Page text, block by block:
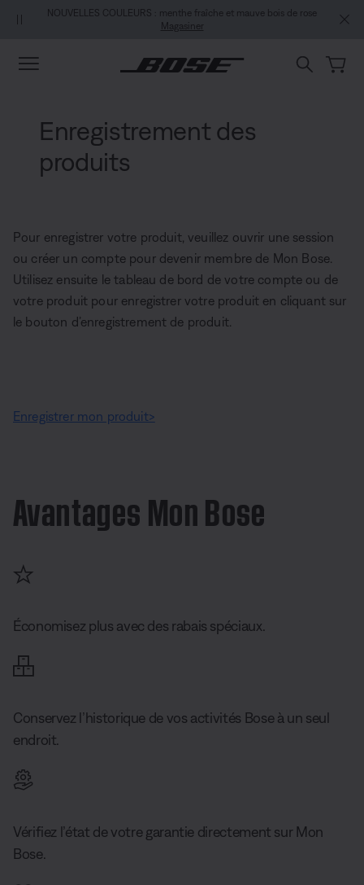
Aller au contenu principal
Passer au Clavardage de soutien
Aller au contenu du pied de page
Passer à la Déclaration d’accessibilité
NOUVELLES COULEURS : menthe fraîche et mauve bois de rose
Magasiner
Enregistrement des
produits
Pour enregistrer votre produit, veuillez ouvrir une session
ou créer un compte pour devenir membre de Mon Bose.
Utilisez ensuite le tableau de bord de votre compte ou de
votre produit pour enregistrer votre produit en cliquant sur
le bouton d’enregistrement de produit.
Enregistrer mon produit>
Avantages Mon Bose
Économisez plus avec des rabais spéciaux.
Conservez l’historique de vos activités Bose à un seul
endroit.
Vérifiez l’état de votre garantie directement sur Mon
Bose.